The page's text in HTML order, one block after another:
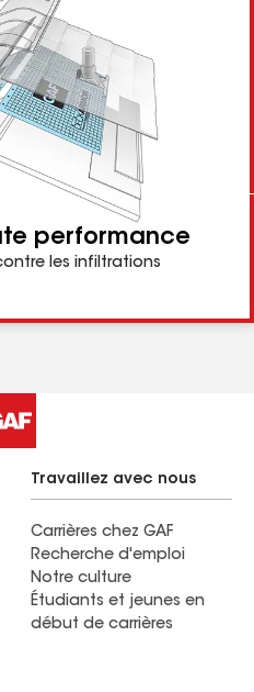
de toiture
performance
les infiltrations
Travaillez avec nous
Carrières chez GAF
Recherche d'emploi
Notre culture
Étudiants et jeunes en
début de carrières